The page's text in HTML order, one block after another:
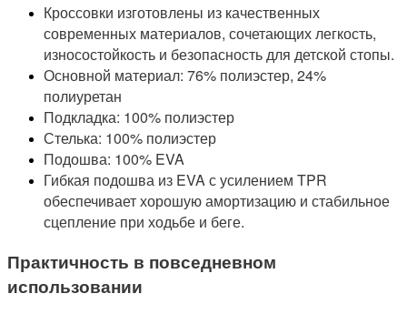
Кроссовки изготовлены из качественных
современных материалов, сочетающих легкость,
износостойкость и безопасность для детской стопы.
Основной материал: 76% полиэстер, 24%
полиуретан
Подкладка: 100% полиэстер
Стелька: 100% полиэстер
Подошва: 100% EVA
Гибкая подошва из EVA с усилением TPR
обеспечивает хорошую амортизацию и стабильное
сцепление при ходьбе и беге.
Практичность в повседневном
использовании